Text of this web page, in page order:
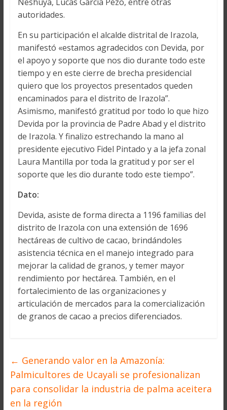
autoridades.
En su participación el alcalde distrital de Irazola,
manifestó «estamos agradecidos con Devida, por
el apoyo y soporte que nos dio durante todo este
tiempo y en este cierre de brecha presidencial
quiero que los proyectos presentados queden
encaminados para el distrito de Irazola”.
Asimismo, manifestó gratitud por todo lo que hizo
Devida por la provincia de Padre Abad y el distrito
de Irazola. Y finalizo estrechando la mano al
presidente ejecutivo Fidel Pintado y a la jefa zonal
Laura Mantilla por toda la gratitud y por ser el
soporte que les dio durante todo este tiempo”.
Dato:
Devida, asiste de forma directa a 1196 familias del
distrito de Irazola con una extensión de 1696
hectáreas de cultivo de cacao, brindándoles
asistencia técnica en el manejo integrado para
mejorar la calidad de granos, y temer mayor
rendimiento por hectárea. También, en el
fortalecimiento de las organizaciones y
articulación de mercados para la comercialización
de granos de cacao a precios diferenciados.
← Generando valor en la Amazonía:
Palmicultores de Ucayali se profesionalizan
para consolidar la industria de palma aceitera
en la región